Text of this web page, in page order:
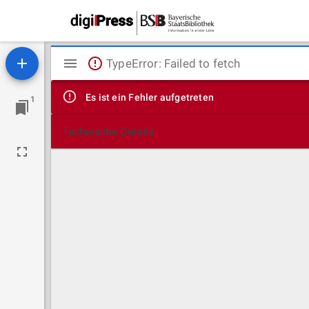
1
Mirador
Viewer
TypeError: Failed to fetch
Es ist ein Fehler aufgetreten
Technische Details